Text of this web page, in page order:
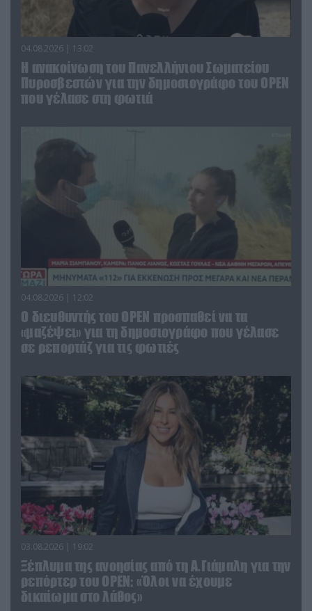
04.08.2026 | 13:02
Η ανακοίνωση του Πανελλήνιου Σωματείου
Πυροσβεστών για την δημοσιογράφο του OPEN
που γέλασε στη φωτιά
04.08.2026 | 12:02
O διευθυντής του OPEN προσπαθεί να τα
«μαζέψει» για τη δημοσιογράφο που γέλασε
σε ρεπορτάζ για τις φωτιές
03.08.2026 | 19:02
Ξέπλυμα της ανοησίας από τη Α.Γιάμαλη για την
ρεπόρτερ του ΟΡΕΝ: «Όλοι να έχουμε
δικαίωμα στο λάθος»